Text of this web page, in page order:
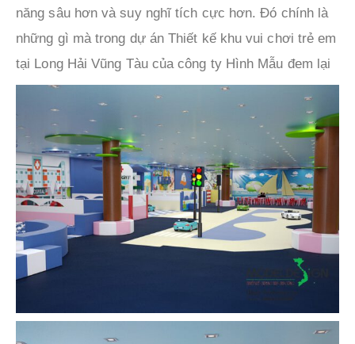
năng sâu hơn và suy nghĩ tích cực hơn. Đó chính là
những gì mà trong dự án Thiết kế khu vui chơi trẻ em
tại Long Hải Vũng Tàu của công ty Hình Mẫu đem lại